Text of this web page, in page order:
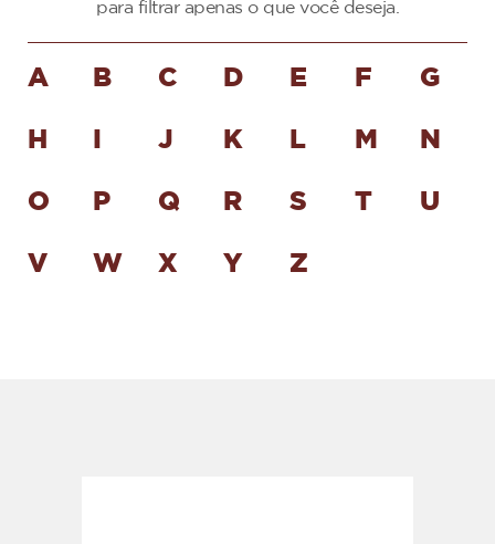
para filtrar apenas o que você deseja.
A B C D E F G
H J K L M N
O P Q R S T U
V W X Y Z